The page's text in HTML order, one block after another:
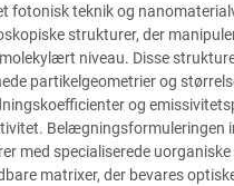
fotonisk teknik og
strukturer, der
niveau. Disse
partikelgeometrier og
og
Belægningsformuleringen
med specialiserede
matrixer, der bevares